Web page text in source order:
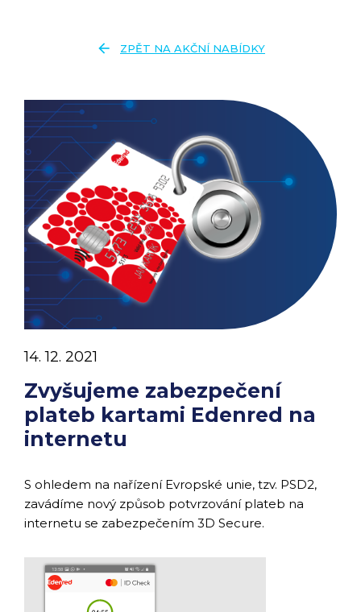
arrow_back ZPĚT NA AKČNÍ NABÍDKY
Zvyšujeme zabezpečení
plateb kartami Edenred na
internetu
14. 12. 2021
S ohledem na nařízení Evropské unie, tzv. PSD2,
zavádíme nový způsob potvrzování plateb na
internetu se zabezpečením 3D Secure.